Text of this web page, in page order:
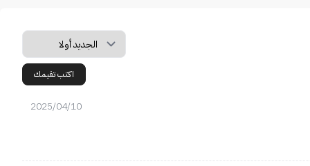
اكتب تقيمك
2025/04/10